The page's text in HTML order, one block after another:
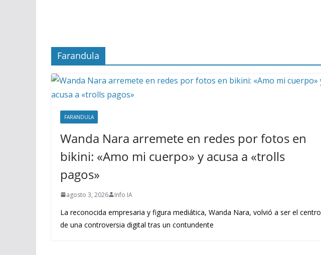
Farandula
FARANDULA
Wanda Nara arremete en redes por fotos en
bikini: «Amo mi cuerpo» y acusa a «trolls
pagos»
agosto 3, 2026 Info IA
La reconocida empresaria y figura mediática, Wanda Nara, volvió a ser el centro
de una controversia digital tras un contundente